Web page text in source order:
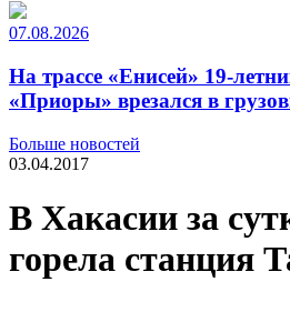
07.08.2026
На трассе «Енисей» 19-
«Приоры» врезался в
Больше новостей
03.04.2017
В Хакасии за
горела станция